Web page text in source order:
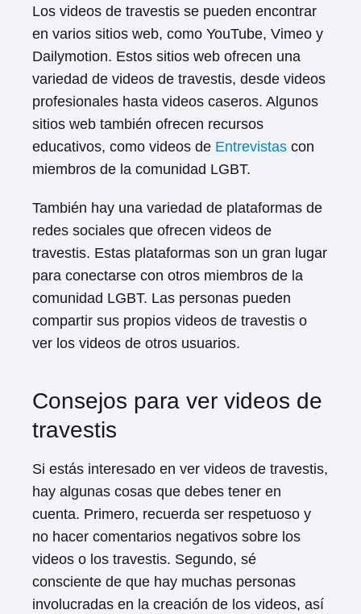
Los videos de travestis se pueden encontrar
en varios sitios web, como YouTube, Vimeo y
Dailymotion. Estos sitios web ofrecen una
variedad de videos de travestis, desde videos
profesionales hasta videos caseros. Algunos
sitios web también ofrecen recursos
educativos, como videos de Entrevistas con
miembros de la comunidad LGBT.
También hay una variedad de plataformas de
redes sociales que ofrecen videos de
travestis. Estas plataformas son un gran lugar
para conectarse con otros miembros de la
comunidad LGBT. Las personas pueden
compartir sus propios videos de travestis o
ver los videos de otros usuarios.
Consejos para ver videos de
travestis
Si estás interesado en ver videos de travestis,
hay algunas cosas que debes tener en
cuenta. Primero, recuerda ser respetuoso y
no hacer comentarios negativos sobre los
videos o los travestis. Segundo, sé
consciente de que hay muchas personas
involucradas en la creación de los videos, así